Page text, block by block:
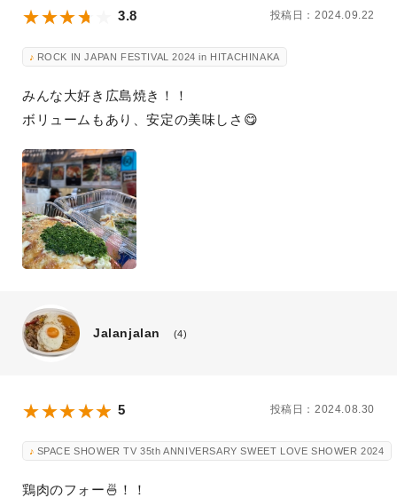
3.8 投稿日：2024.09.22
ROCK IN JAPAN FESTIVAL 2024 in HITACHINAKA
みんな大好き広島焼き！！
ボリュームもあり、安定の美味しさ😋
Jalanjalan (4)
5 投稿日：2024.08.30
SPACE SHOWER TV 35th ANNIVERSARY SWEET LOVE SHOWER 2024
鶏肉のフォー🍜！！